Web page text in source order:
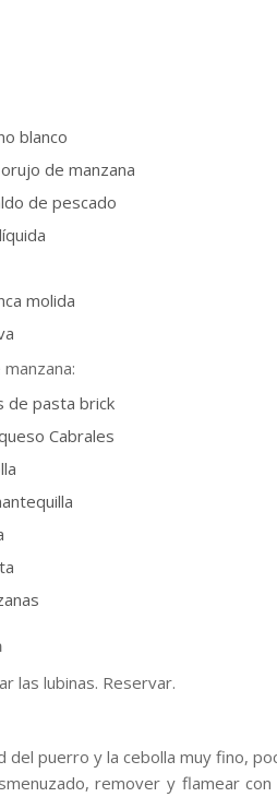
blanco
de manzana
de pescado
molida
de pasta brick
Cabrales
las lubinas. Reservar.
del puerro y la cebolla muy fino,
remover y flamear